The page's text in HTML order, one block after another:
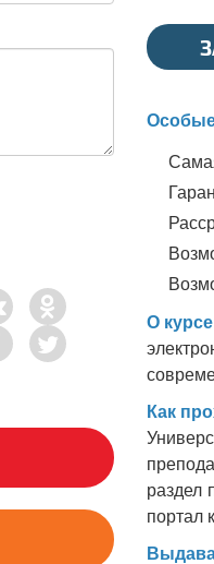
Самая
О
Как
раздел
портал